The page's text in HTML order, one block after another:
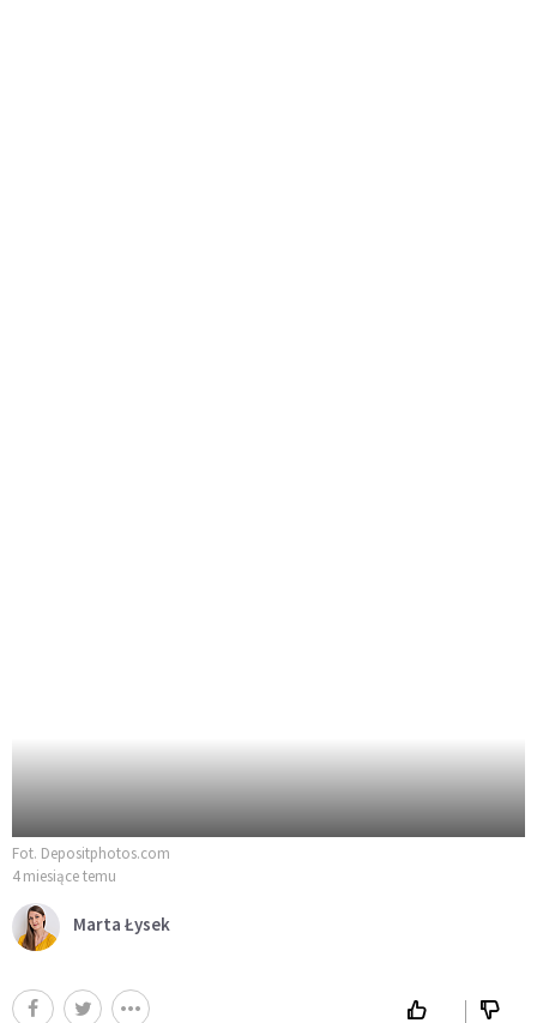
Fot. Depositphotos.com
4 miesiące temu
Marta Łysek